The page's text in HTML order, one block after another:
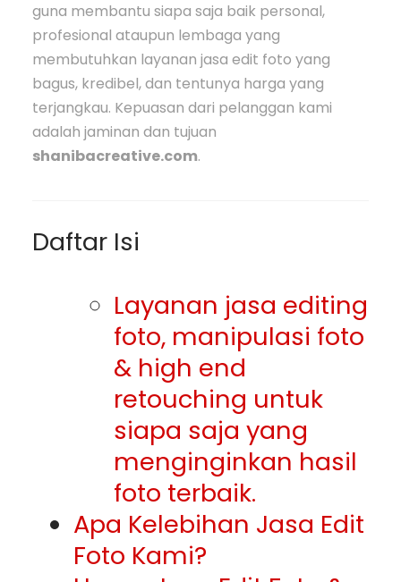
guna membantu siapa saja baik personal,
profesional ataupun lembaga yang
membutuhkan layanan jasa edit foto yang
bagus, kredibel, dan tentunya harga yang
terjangkau. Kepuasan dari pelanggan kami
adalah jaminan dan tujuan
shanibacreative.com.
Daftar Isi
Layanan jasa editing
foto, manipulasi foto
& high end
retouching untuk
siapa saja yang
menginginkan hasil
foto terbaik.
Apa Kelebihan Jasa Edit
Foto Kami?